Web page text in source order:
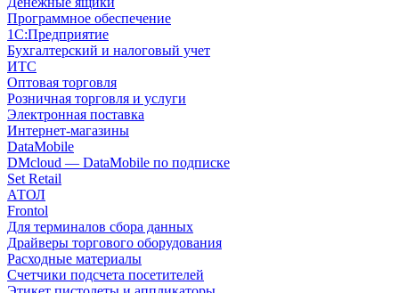
Программное обеспечение
1С:Предприятие
Бухгалтерский и налоговый учет
ИТС
Оптовая торговля
Розничная торговля и услуги
Электронная поставка
Интернет-магазины
DataMobile
DMcloud — DataMobile по подписке
Set Retail
АТОЛ
Frontol
Для терминалов сбора данных
Драйверы торгового оборудования
Расходные материалы
Счетчики подсчета посетителей